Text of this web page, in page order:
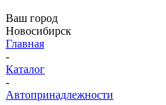
Ваш город
Новосибирск
Главная
-
Каталог
-
Автопринадлежности